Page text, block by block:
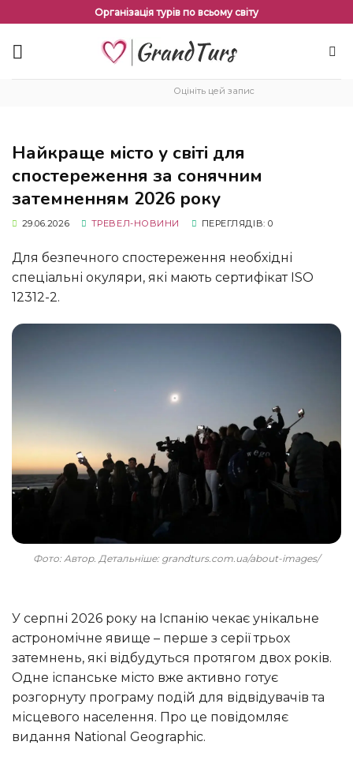
змісту
Організація турів по всьому світу
Оцініть цей запис
Найкраще місто у світі для
спостереження за сонячним
затемненням 2026 року
29.06.2026 ТРЕВЕЛ-НОВИНИ ПЕРЕГЛЯДІВ: 0
Для безпечного спостереження необхідні
спеціальні окуляри, які мають сертифікат ISO
12312-2.
Фото: Автор. Детальніше: grandturs.com.ua/about-images/
У серпні 2026 року на Іспанію чекає унікальне
астрономічне явище – перше з серії трьох
затемнень, які відбудуться протягом двох років.
Одне іспанське місто вже активно готує
розгорнуту програму подій для відвідувачів та
місцевого населення. Про це повідомляє
видання National Geographic.